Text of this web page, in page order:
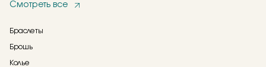
Смотреть все
Браслеты
Брошь
Колье